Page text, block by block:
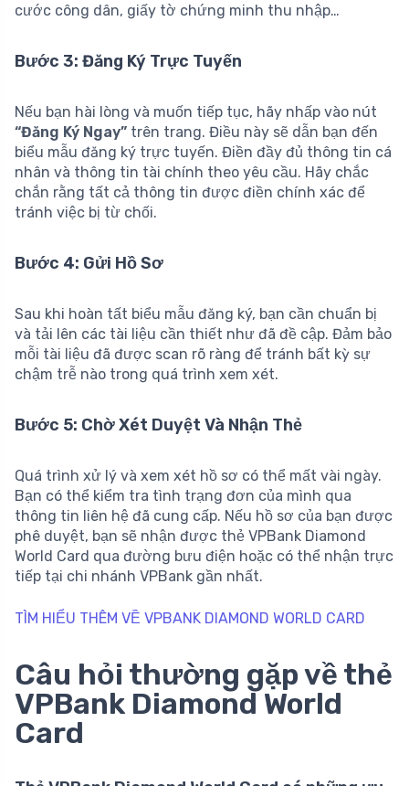
cước công dân, giấy tờ chứng minh thu nhập…
Bước 3: Đăng Ký Trực Tuyến
Nếu bạn hài lòng và muốn tiếp tục, hãy nhấp vào nút
“Đăng Ký Ngay” trên trang. Điều này sẽ dẫn bạn đến
biểu mẫu đăng ký trực tuyến. Điền đầy đủ thông tin cá
nhân và thông tin tài chính theo yêu cầu. Hãy chắc
chắn rằng tất cả thông tin được điền chính xác để
tránh việc bị từ chối.
Bước 4: Gửi Hồ Sơ
Sau khi hoàn tất biểu mẫu đăng ký, bạn cần chuẩn bị
và tải lên các tài liệu cần thiết như đã đề cập. Đảm bảo
mỗi tài liệu đã được scan rõ ràng để tránh bất kỳ sự
chậm trễ nào trong quá trình xem xét.
Bước 5: Chờ Xét Duyệt Và Nhận Thẻ
Quá trình xử lý và xem xét hồ sơ có thể mất vài ngày.
Bạn có thể kiểm tra tình trạng đơn của mình qua
thông tin liên hệ đã cung cấp. Nếu hồ sơ của bạn được
phê duyệt, bạn sẽ nhận được thẻ VPBank Diamond
World Card qua đường bưu điện hoặc có thể nhận trực
tiếp tại chi nhánh VPBank gần nhất.
TÌM HIỂU THÊM VỀ VPBANK DIAMOND WORLD CARD
Câu hỏi thường gặp về thẻ
VPBank Diamond World
Card